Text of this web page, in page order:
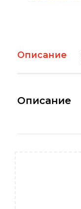
Описание
Описание